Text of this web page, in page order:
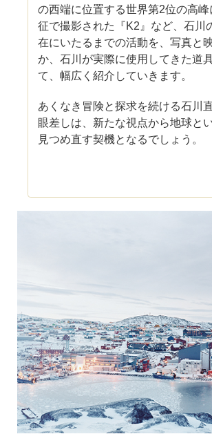
の西端に位置する世界第2位の高峰
征で撮影された『K2』など、石川
在にいたるまでの活動を、写真と
か、石川が実際に使用してきた道
て、幅広く紹介していきます。
あくなき冒険と探求を続ける石川
眼差しは、新たな視点から地球と
見つめ直す契機となるでしょう。